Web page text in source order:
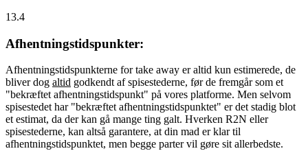
13.4
Afhentningstidspunkter:
Afhentningstidspunkterne for take away er altid kun estimerede, de
bliver dog altid godkendt af spisestederne, før de fremgår som et
"bekræftet afhentningstidspunkt" på vores platforme. Men selvom
spisestedet har "bekræftet afhentningstidspunktet" er det stadig blot
et estimat, da der kan gå mange ting galt. Hverken R2N eller
spisestederne, kan altså garantere, at din mad er klar til
afhentningstidspunktet, men begge parter vil gøre sit allerbedste.